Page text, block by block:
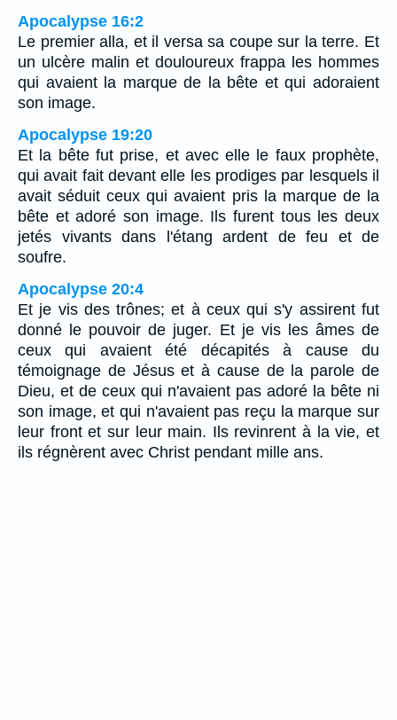
Apocalypse 16:2
Le premier alla, et il versa sa coupe sur la terre. Et
un ulcère malin et douloureux frappa les hommes
qui avaient la marque de la bête et qui adoraient
son image.
Apocalypse 19:20
Et la bête fut prise, et avec elle le faux prophète,
qui avait fait devant elle les prodiges par lesquels il
avait séduit ceux qui avaient pris la marque de la
bête et adoré son image. Ils furent tous les deux
jetés vivants dans l'étang ardent de feu et de
soufre.
Apocalypse 20:4
Et je vis des trônes; et à ceux qui s'y assirent fut
donné le pouvoir de juger. Et je vis les âmes de
ceux qui avaient été décapités à cause du
témoignage de Jésus et à cause de la parole de
Dieu, et de ceux qui n'avaient pas adoré la bête ni
son image, et qui n'avaient pas reçu la marque sur
leur front et sur leur main. Ils revinrent à la vie, et
ils régnèrent avec Christ pendant mille ans.